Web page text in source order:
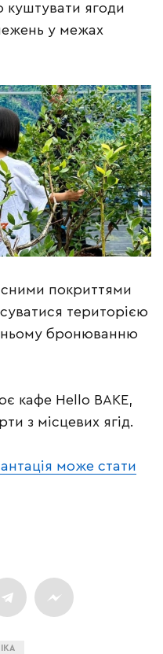
куштувати ягоди
у межах
покриттями
територією
бронюванню
кафе Hello BAKE,
з місцевих ягід.
може стати